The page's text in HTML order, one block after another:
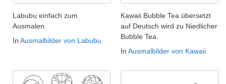
Labubu einfach zum
Ausmalen
In Ausmalbilder von Labubu
Kawaii Bubble Tea übersetzt
auf Deutsch wird zu Niedlicher
Bubble Tea.
In Ausmalbilder von Kawaii